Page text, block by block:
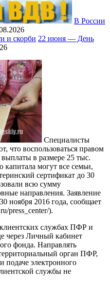
В России
22 июня — День
Специалисты
что воспользоваться правом
в размере 25 тыс.
капитала могут все семьи,
сертификат до 30
всю сумму
направления. Заявление
ноября 2016 года, сообщает
press_center/).
службах ПФР и
через Личный кабинет
фонда. Направлять
орган ПФР,
подаче электронного
службы не